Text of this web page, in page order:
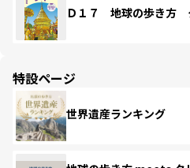
Ｄ１７ 地球の歩き方
特設ページ
世界遺産ランキング